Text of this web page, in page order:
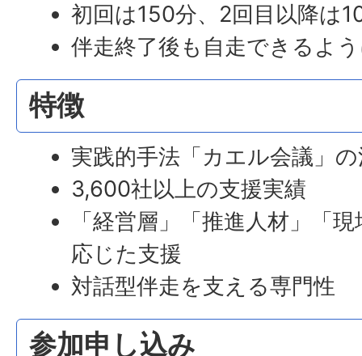
初回は150分、2回目以降は
伴走終了後も自走できるよ
特徴
実践的手法「カエル会議」
3,600社以上の支援実績
「経営層」「推進人材」「
応じた支援
対話型伴走を支える専門性
参加申し込み